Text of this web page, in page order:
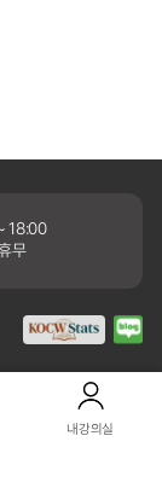
18:00
무
내강의실